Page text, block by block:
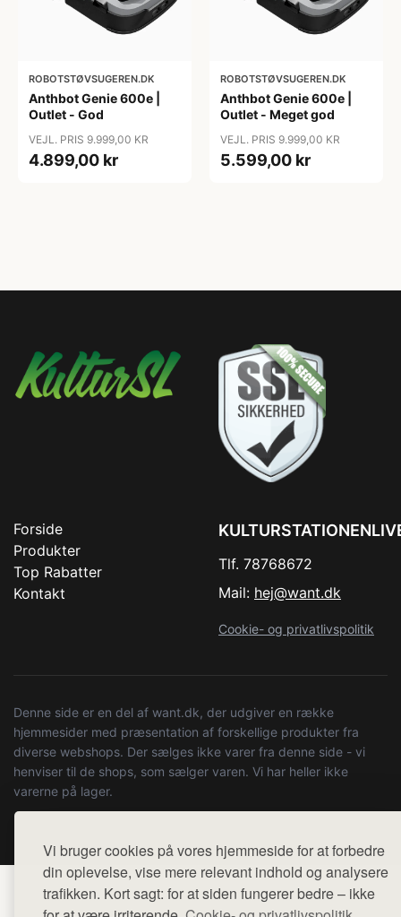
Vi bruger cookies på vores hjemmeside for at forbedre
din oplevelse, vise mere relevant indhold og analysere
trafikken. Kort sagt: for at siden fungerer bedre – ikke
ROBOTSTØVSUGEREN.DK
Anthbot Genie 600e |
Outlet - God
VEJL. PRIS 9.999,00 KR
4.899,00 kr
ROBOTSTØVSUGEREN.DK
Anthbot Genie 600e |
Outlet - Meget god
VEJL. PRIS 9.999,00 KR
5.599,00 kr
Forside
Produkter
Top Rabatter
Kontakt
Tlf. 78768672
Mail: hej@want.dk
Cookie- og privatlivspolitik
Denne side er en del af want.dk, der udgiver en række
hjemmesider med præsentation af forskellige produkter fra
diverse webshops. Der sælges ikke varer fra denne side - vi
henviser til de shops, som sælger varen. Vi har heller ikke
varerne på lager.